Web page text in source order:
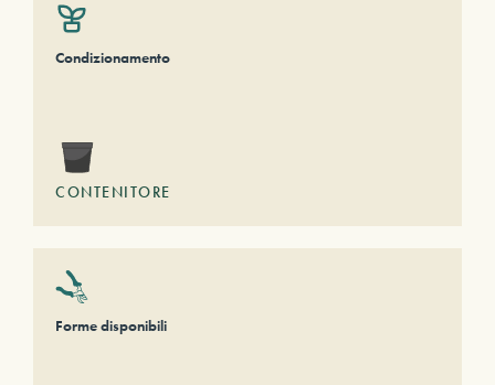
Condizionamento
CONTENITORE
Forme disponibili